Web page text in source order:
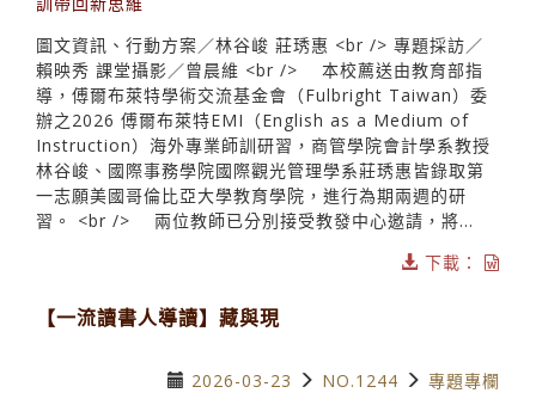
圖文資訊、行動方案／林谷峻 莊琇惠 <br /> 專題採訪／
賴映秀 課堂攝影／曾晨維 <br /> 本校薦送由教育部指
導，傅爾布萊特學術交流基金會（Fulbright Taiwan）委
辦之2026 傅爾布萊特EMI（English as a Medium of
Instruction）海外專業師訓研習，商管學院會計學系教授
林谷峻、國際事務學院國際觀光管理學系莊琇惠皆錄取第
一志願美國哥倫比亞大學教育學院，進行為期兩週的研
習。 <br /> 兩位教師已分別接受教發中心邀請，將...
下載：
【一流讀書人導讀】藏與現
2026-03-23 NO.1244 專題專欄